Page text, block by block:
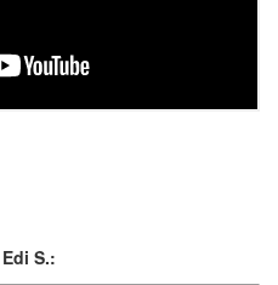
S.: